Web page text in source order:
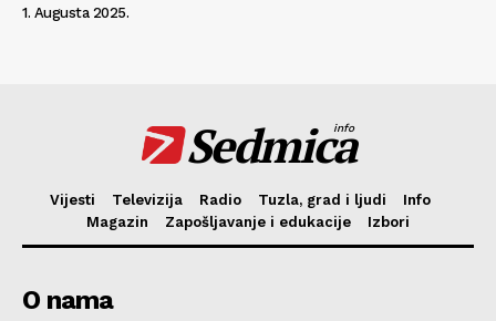
1. Augusta 2025.
Sedmica
info
Vijesti Televizija Radio Tuzla, grad i ljudi
Info
Magazin
Zapošljavanje i edukacije Izbori
O nama